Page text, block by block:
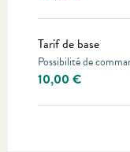
Tarif de base
Possibilité de
10,00 €